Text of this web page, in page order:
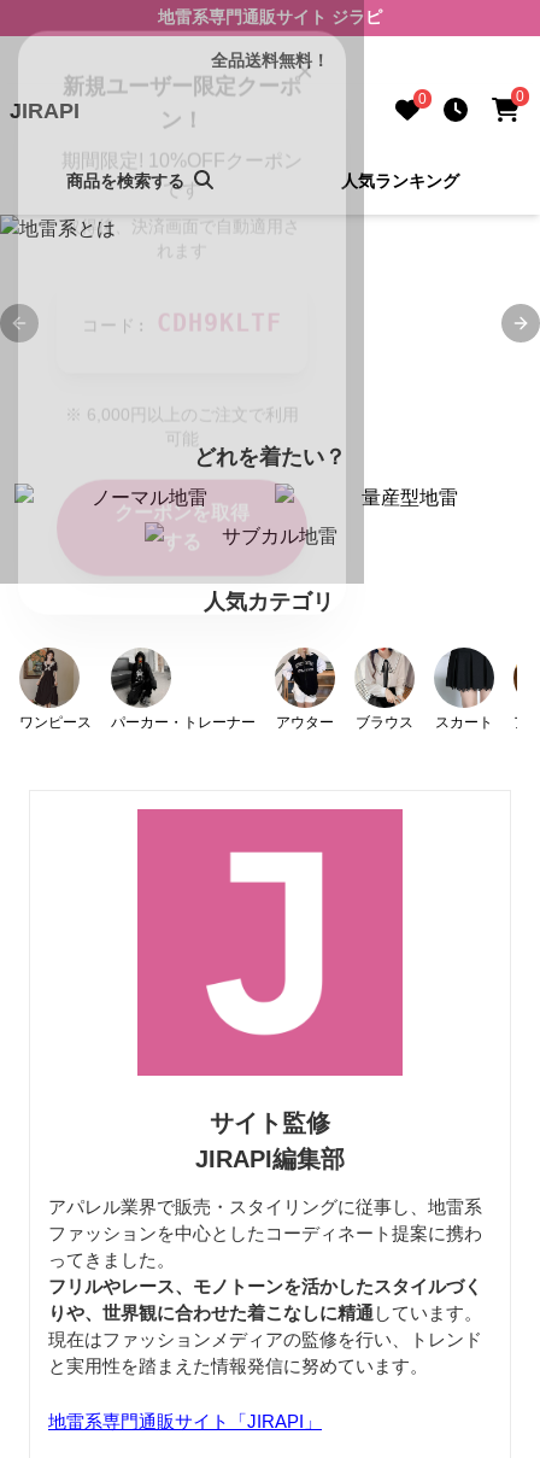
×
新規ユーザー限定クーポ
ン！
期間限定! 10%OFFクーポン
です
取得後、決済画面で自動適用さ
れます
可能
クーポンを取得
する
地雷系専門通販サイト ジラピ
全品送料無料！
JIRAPI 0 0
商品を検索する 人気ランキング
Previous slide
どれを着たい？
人気カテゴリ
ワンピース パーカー・トレーナー アウター ブラウス スカート ア
サイト監修
JIRAPI編集部
アパレル業界で販売・スタイリングに従事し、地雷系
ファッションを中心としたコーディネート提案に携わ
ってきました。
フリルやレース、モノトーンを活かしたスタイルづく
りや、世界観に合わせた着こなしに精通 しています。
現在はファッションメディアの監修を行い、トレンド
と実用性を踏まえた情報発信に努めています。
地雷系専門通販サイト「JIRAPI」